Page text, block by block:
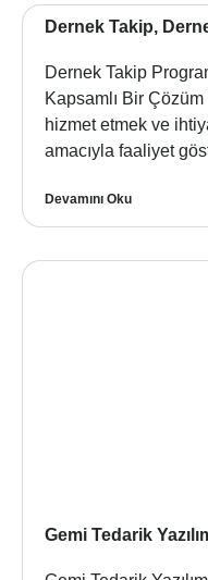
Dernek Takip,
Dernek Takip
Kapsamlı Bir
hizmet etmek ve
amacıyla faaliyet
Devamını Oku
Gemi Tedarik